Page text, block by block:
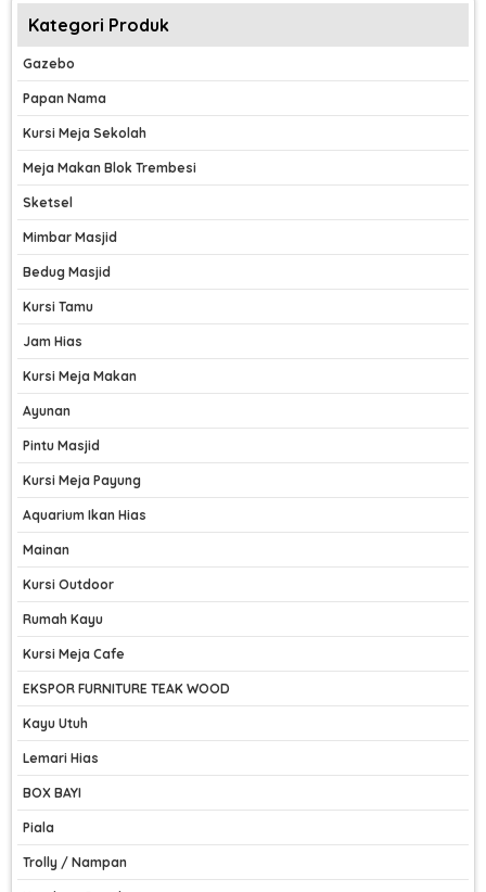
Kategori Produk
Gazebo
Papan Nama
Kursi Meja Sekolah
Meja Makan Blok Trembesi
Sketsel
Mimbar Masjid
Bedug Masjid
Kursi Tamu
Jam Hias
Kursi Meja Makan
Ayunan
Pintu Masjid
Kursi Meja Payung
Aquarium Ikan Hias
Mainan
Kursi Outdoor
Rumah Kayu
Kursi Meja Cafe
EKSPOR FURNITURE TEAK WOOD
Kayu Utuh
Lemari Hias
BOX BAYI
Piala
Trolly / Nampan